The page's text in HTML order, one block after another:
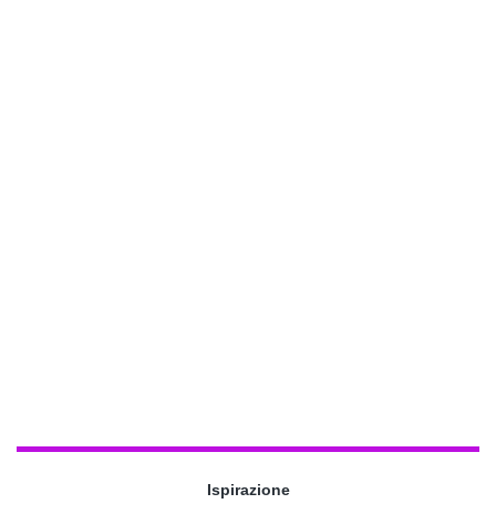
Ispirazione